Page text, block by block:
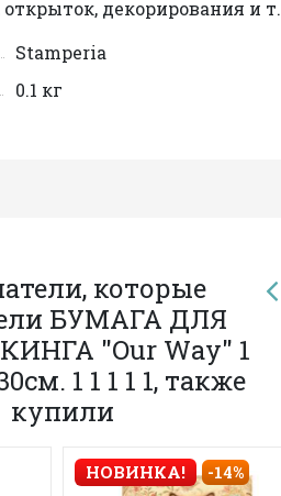
декорирования и
Stamperia
0.1 кг
которые
БУМАГА ДЛЯ
"Our Way" 1
1 1 1 1 1, также
купили
НОВИНКА! -14%